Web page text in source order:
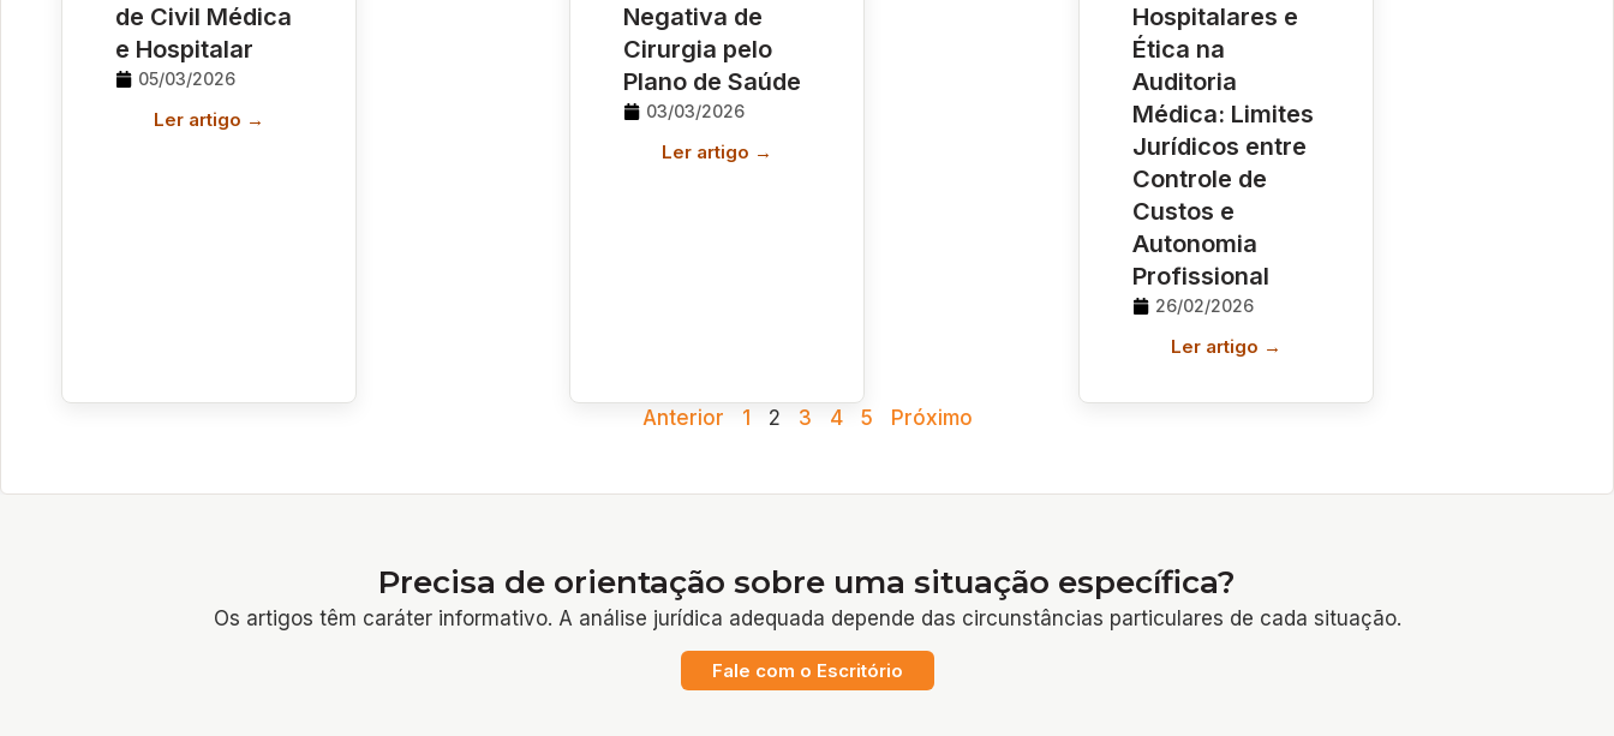
de Civil Médica
e Hospitalar
05/03/2026
Ler artigo →
Negativa de
Cirurgia pelo
Plano de Saúde
03/03/2026
Ler artigo →
Hospitalares e
Ética na
Auditoria
Médica: Limites
Jurídicos entre
Controle de
Custos e
Autonomia
Profissional
26/02/2026
Ler artigo →
Anterior 1 2 3 4 5 Próximo
Precisa de orientação sobre uma situação específica?
Os artigos têm caráter informativo. A análise jurídica adequada depende das circunstâncias particulares de cada situação.
Fale com o Escritório